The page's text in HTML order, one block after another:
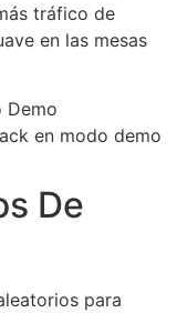
tráfico de
en las mesas
Demo
en modo demo
De
para